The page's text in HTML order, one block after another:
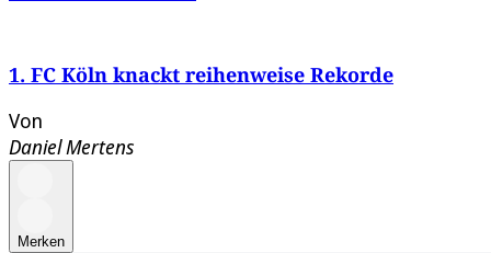
1. FC Köln knackt reihenweise Rekorde
Von
Daniel Mertens
Merken